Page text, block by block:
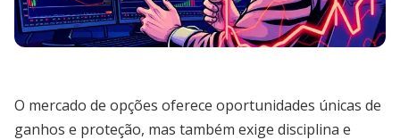
O mercado de opções oferece oportunidades únicas de
ganhos e proteção, mas também exige disciplina e